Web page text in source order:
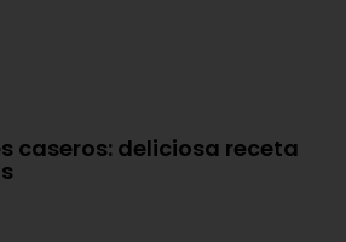
caseros: deliciosa receta